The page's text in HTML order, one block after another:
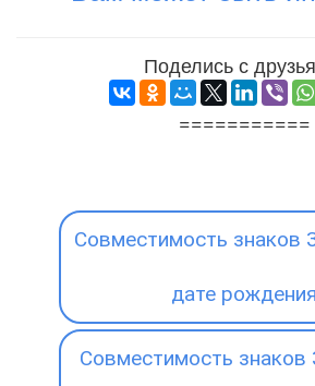
Поделись с
===========
Совместимость знаков
дате рождения
Совместимость знаков